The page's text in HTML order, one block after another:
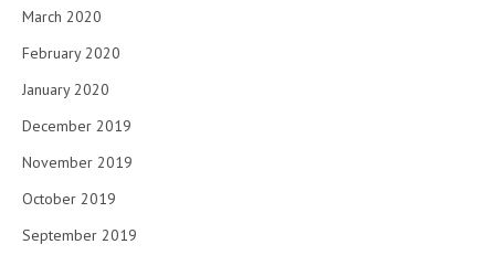
March 2020
February 2020
January 2020
December 2019
November 2019
October 2019
September 2019